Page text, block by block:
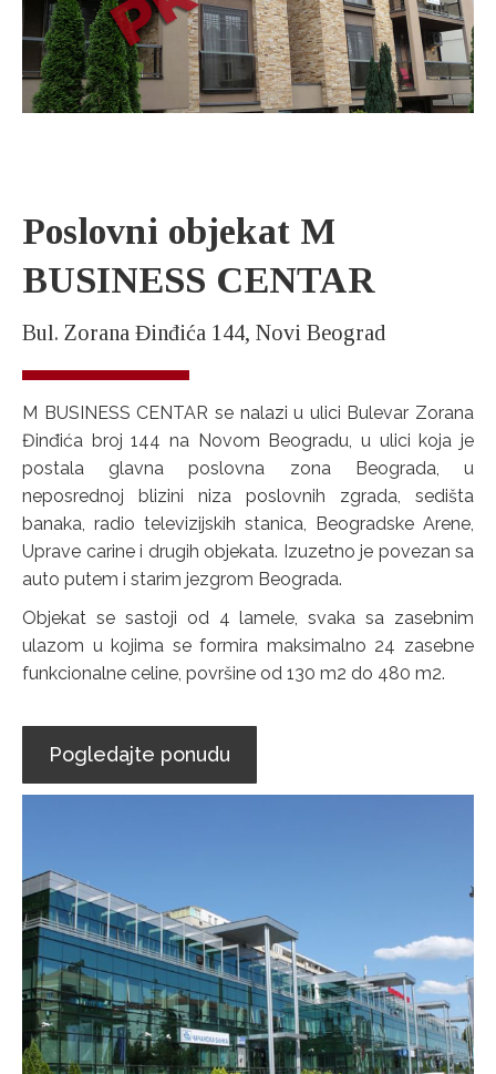
Poslovni objekat M
BUSINESS CENTAR
Bul. Zorana Đinđića 144, Novi Beograd
M BUSINESS CENTAR se nalazi u ulici Bulevar Zorana
Đinđića broj 144 na Novom Beogradu, u ulici koja je
postala glavna poslovna zona Beograda, u
neposrednoj blizini niza poslovnih zgrada, sedišta
banaka, radio televizijskih stanica, Beogradske Arene,
Uprave carine i drugih objekata. Izuzetno je povezan sa
auto putem i starim jezgrom Beograda.
Objekat se sastoji od 4 lamele, svaka sa zasebnim
ulazom u kojima se formira maksimalno 24 zasebne
funkcionalne celine, površine od 130 m2 do 480 m2.
Pogledajte ponudu